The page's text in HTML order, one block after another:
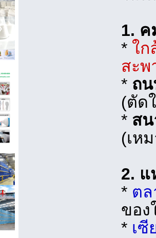
1.
* ใก
สะพ
* ถ
(ตัด
* ส
(เห
2. แ
* ตล
ขอ
* เซี